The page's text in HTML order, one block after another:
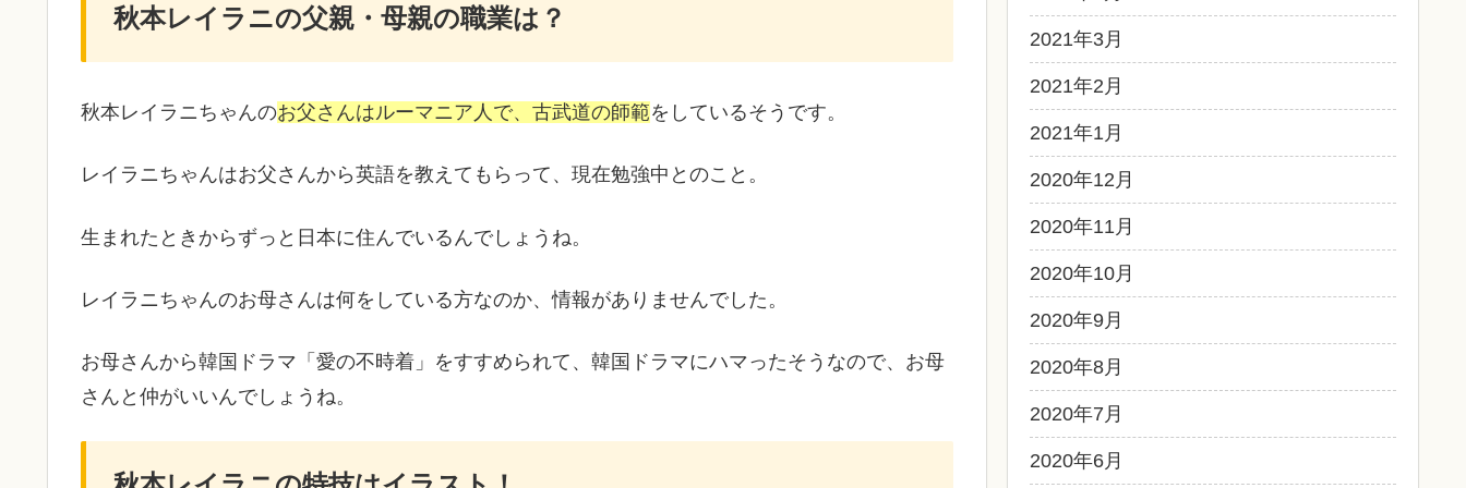
秋本レイラニの父親・母親の職業は？
秋本レイラニちゃんのお父さんはルーマニア人で、古武道の師範をしているそうです。
レイラニちゃんはお父さんから英語を教えてもらって、現在勉強中とのこと。
生まれたときからずっと日本に住んでいるんでしょうね。
レイラニちゃんのお母さんは何をしている方なのか、情報がありませんでした。
お母さんから韓国ドラマ「愛の不時着」をすすめられて、韓国ドラマにハマったそうなので、お母
さんと仲がいいんでしょうね。
2021年3月
2021年2月
2021年1月
2020年12月
2020年11月
2020年10月
2020年9月
2020年8月
2020年7月
2020年6月